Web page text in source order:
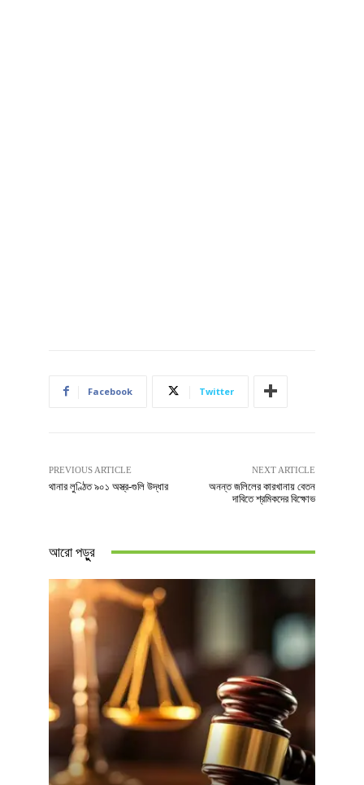
Facebook Twitter
PREVIOUS ARTICLE
থানার লুণ্ঠিত ৯০১ অস্ত্র-গুলি উদ্ধার
NEXT ARTICLE
অনন্ত জলিলের কারখানায় বেতন
দাবিতে শ্রমিকদের বিক্ষোভ
আরো পড়ুুর